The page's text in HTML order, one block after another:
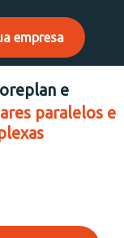
empresa
e
paralelos e